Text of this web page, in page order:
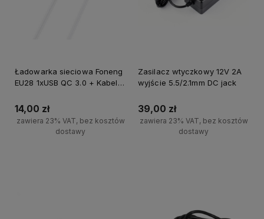
Ładowarka sieciowa Foneng
EU28 1xUSB QC 3.0 + Kabel
14,00 zł
zawiera 23% VAT, bez kosztów
dostawy
Zasilacz wtyczkowy 12V 2A
wyjście 5.5/2.1mm DC jack
39,00 zł
zawiera 23% VAT, bez kosztów
dostawy